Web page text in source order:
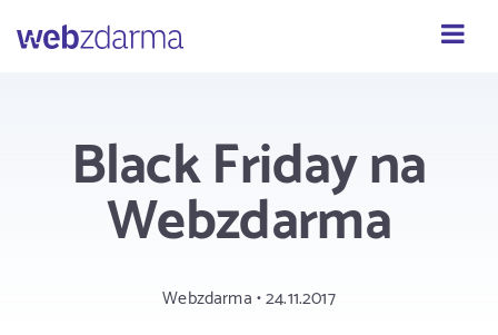
Black Friday na
Webzdarma
Webzdarma • 24.11.2017